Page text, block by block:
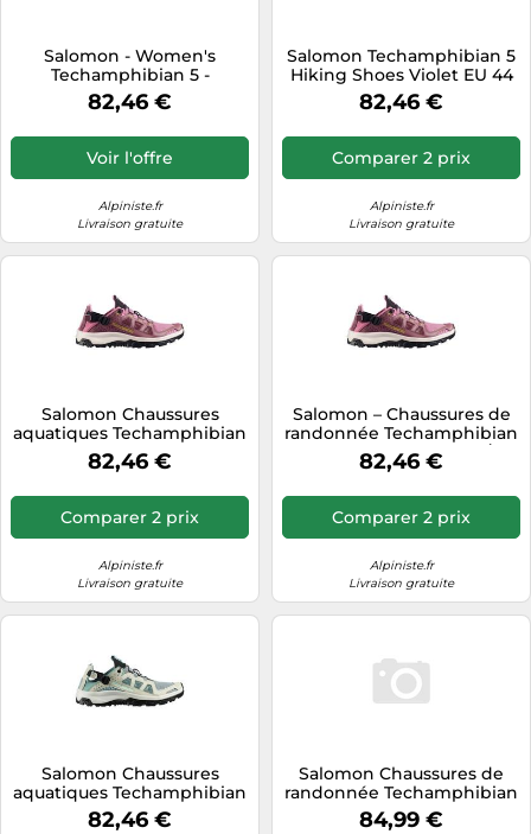
Salomon - Women's
Techamphibian 5 -
Chaussures aquatiques - EU
43 1/3 - dusky orchid /
82,46 €
Voir l'offre
Alpiniste.fr
Livraison gratuite
Salomon Techamphibian 5
Hiking Shoes Violet EU 44
Femme
82,46 €
Comparer 2 prix
Alpiniste.fr
Livraison gratuite
Salomon Chaussures
aquatiques Techamphibian
5 Femme Violet Rose EU 42
82,46 €
Comparer 2 prix
Alpiniste.fr
Livraison gratuite
Salomon – Chaussures de
randonnée Techamphibian
5 Violet Pointure 38 2/3
Femme
82,46 €
Comparer 2 prix
Alpiniste.fr
Livraison gratuite
Salomon Chaussures
aquatiques Techamphibian
5 Femme EU 38 2/3 Vert /
82,46 €
Salomon Chaussures de
randonnée Techamphibian
5 Gris Femme Taille EU 42
84,99 €